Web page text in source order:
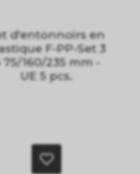
d'entonnoirs en
F-PP-Set 3
75/160/235 mm -
UE 5 pcs.